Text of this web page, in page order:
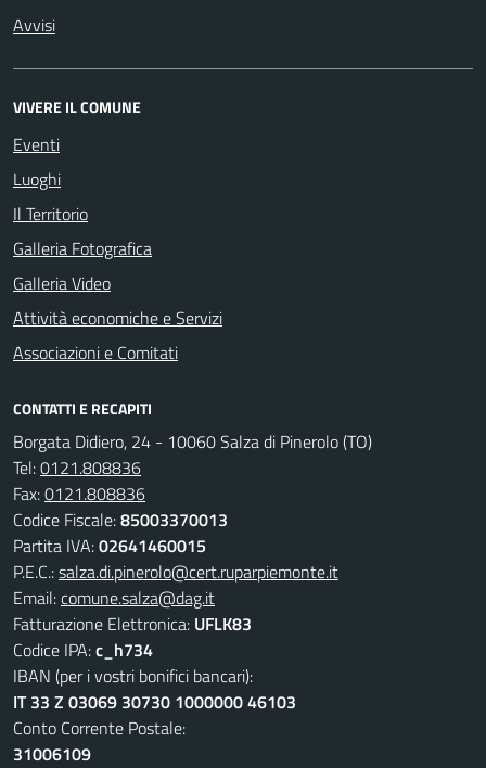
Avvisi
VIVERE IL COMUNE
Eventi
Luoghi
Il Territorio
Galleria Fotografica
Galleria Video
Attività economiche e Servizi
Associazioni e Comitati
CONTATTI E RECAPITI
Borgata Didiero, 24 - 10060 Salza di Pinerolo (TO)
Tel:0121.808836
Fax:0121.808836
Codice Fiscale:85003370013
Partita IVA:02641460015
P.E.C.:salza.di.pinerolo@cert.ruparpiemonte.it
Email:comune.salza@dag.it
Fatturazione Elettronica: UFLK83
Codice IPA:c_h734
IBAN (per i vostri bonifici bancari):
IT 33 Z 03069 30730 1000000 46103
Conto Corrente Postale:
31006109